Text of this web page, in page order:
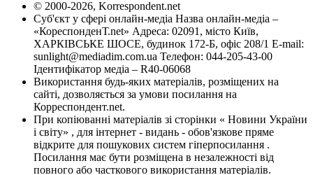
© 2000-2026, Korrespondent.net
Суб'єкт у сфері онлайн-медіа Назва онлайн-медіа –
«КореспонденТ.net» Адреса: 02091, місто Київ,
ХАРКІВСЬКЕ ШОСЕ, будинок 172-Б, офіс 208/1 E-mail:
sunlight@mediadim.com.ua Телефон: 044-205-43-00
Ідентифікатор медіа – R40-06068
Використання будь-яких матеріалів, розміщених на
сайті, дозволяється за умови посилання на
Корреспондент.net.
При копіюванні матеріалів зі сторінки « Новини України
і світу» , для інтернет - видань - обов'язкове пряме
відкрите для пошукових систем гіперпосилання .
Посилання має бути розміщена в незалежності від
повного або часткового використання матеріалів.